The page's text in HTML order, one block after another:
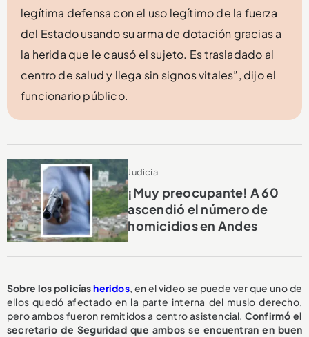
legítima defensa con el uso legítimo de la fuerza
del Estado usando su arma de dotación gracias a
la herida que le causó el sujeto. Es trasladado al
centro de salud y llega sin signos vitales”, dijo el
funcionario público.
Judicial
¡Muy preocupante! A 60
ascendió el número de
homicidios en Andes
Sobre los policíasheridos, en el video se puede ver que uno de
ellos quedó afectado en la parte interna del muslo derecho,
pero ambos fueron remitidos a centro asistencial. Confirmó el
secretario de Seguridad que ambos se encuentran en buen